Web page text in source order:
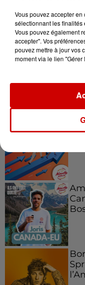
de
Vous pouvez accepter en
sélectionnant les finalités
Vous pouvez également
accepter". Vos
pouvez mettre à jour vos
moment via le lien